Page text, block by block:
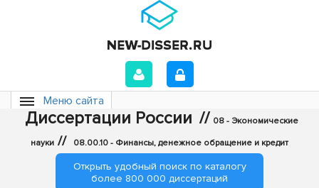
Меню сайта
Диссертации России // 08 - Экономические
науки // 08.00.10 - Финансы, денежное обращение и кредит
Открыть удобный поиск по каталогу
более 800 000 диссертаций